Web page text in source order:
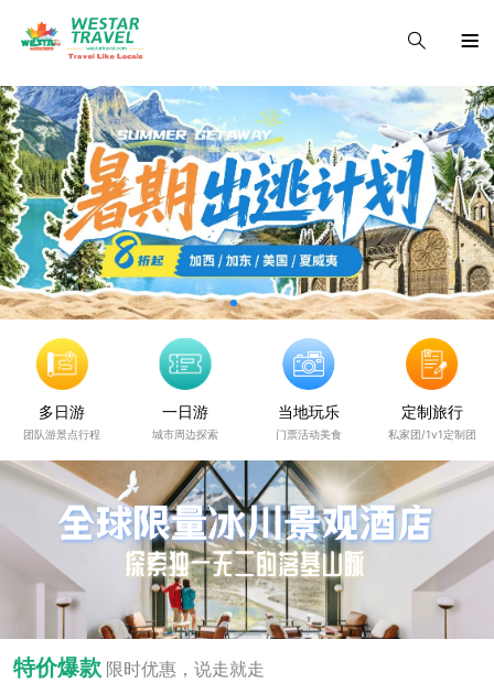
多日游
团队游景点行程
一日游
城市周边探索
当地玩乐
门票活动美食
定制旅行
私家团/1v1定制团
特价爆款 限时优惠，说走就走